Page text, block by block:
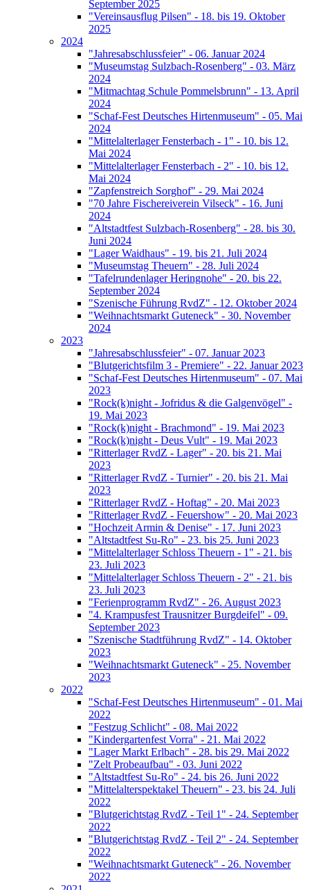
September 2025
"Vereinsausflug Pilsen" - 18. bis 19. Oktober
2025
2024
"Jahresabschlussfeier" - 06. Januar 2024
"Museumstag Sulzbach-Rosenberg" - 03. März
2024
"Mitmachtag Schule Pommelsbrunn" - 13. April
2024
"Schaf-Fest Deutsches Hirtenmuseum" - 05. Mai
2024
"Mittelalterlager Fensterbach - 1" - 10. bis 12.
Mai 2024
"Mittelalterlager Fensterbach - 2" - 10. bis 12.
Mai 2024
"Zapfenstreich Sorghof" - 29. Mai 2024
"70 Jahre Fischereiverein Vilseck" - 16. Juni
2024
"Altstadtfest Sulzbach-Rosenberg" - 28. bis 30.
Juni 2024
"Lager Waidhaus" - 19. bis 21. Juli 2024
"Museumstag Theuern" - 28. Juli 2024
"Tafelrundenlager Heringnohe" - 20. bis 22.
September 2024
"Szenische Führung RvdZ" - 12. Oktober 2024
"Weihnachtsmarkt Guteneck" - 30. November
2024
2023
"Jahresabschlussfeier" - 07. Januar 2023
"Blutgerichtsfilm 3 - Premiere" - 22. Januar 2023
"Schaf-Fest Deutsches Hirtenmuseum" - 07. Mai
2023
"Rock(k)night - Jofridus & die Galgenvögel" -
19. Mai 2023
"Rock(k)night - Brachmond" - 19. Mai 2023
"Rock(k)night - Deus Vult" - 19. Mai 2023
"Ritterlager RvdZ - Lager" - 20. bis 21. Mai
2023
"Ritterlager RvdZ - Turnier" - 20. bis 21. Mai
2023
"Ritterlager RvdZ - Hoftag" - 20. Mai 2023
"Ritterlager RvdZ - Feuershow" - 20. Mai 2023
"Hochzeit Armin & Denise" - 17. Juni 2023
"Altstadtfest Su-Ro" - 23. bis 25. Juni 2023
"Mittelalterlager Schloss Theuern - 1" - 21. bis
23. Juli 2023
"Mittelalterlager Schloss Theuern - 2" - 21. bis
23. Juli 2023
"Ferienprogramm RvdZ" - 26. August 2023
"4. Krampusfest Trausnitzer Burgdeifel" - 09.
September 2023
"Szenische Stadtführung RvdZ" - 14. Oktober
2023
"Weihnachtsmarkt Guteneck" - 25. November
2023
2022
"Schaf-Fest Deutsches Hirtenmuseum" - 01. Mai
2022
"Festzug Schlicht" - 08. Mai 2022
"Kindergartenfest Vorra" - 21. Mai 2022
"Lager Markt Erlbach" - 28. bis 29. Mai 2022
"Zelt Probeaufbau" - 03. Juni 2022
"Altstadtfest Su-Ro" - 24. bis 26. Juni 2022
"Mittelalterspektakel Theuern" - 23. bis 24. Juli
2022
"Blutgerichtstag RvdZ - Teil 1" - 24. September
2022
"Blutgerichtstag RvdZ - Teil 2" - 24. September
2022
"Weihnachtsmarkt Guteneck" - 26. November
2022